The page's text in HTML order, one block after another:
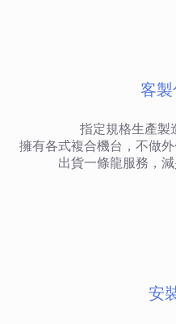
客
指定規格生產製
擁有各式複合機台，不做
出貨一條龍服務，
安